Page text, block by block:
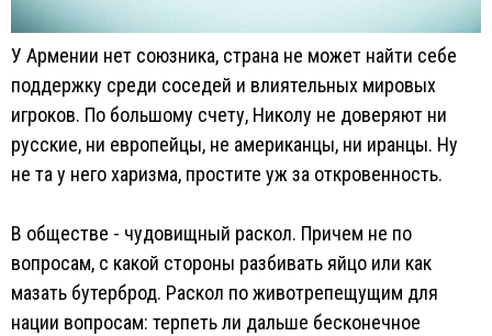
У Армении нет союзника, страна не может найти себе
поддержку среди соседей и влиятельных мировых
игроков. По большому счету, Николу не доверяют ни
русские, ни европейцы, не американцы, ни иранцы. Ну
не та у него харизма, простите уж за откровенность.
В обществе - чудовищный раскол. Причем не по
вопросам, с какой стороны разбивать яйцо или как
мазать бутерброд. Раскол по животрепещущим для
нации вопросам: терпеть ли дальше бесконечное